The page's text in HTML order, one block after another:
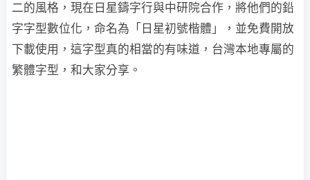
二的風格，現在日星鑄字行與中研院合作，將他們的鉛
字字型數位化，命名為「日星初號楷體」，並免費開放
下載使用，這字型真的相當的有味道，台灣本地專屬的
繁體字型，和大家分享。